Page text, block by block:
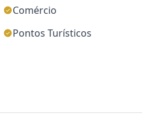
Comércio
Pontos Turísticos